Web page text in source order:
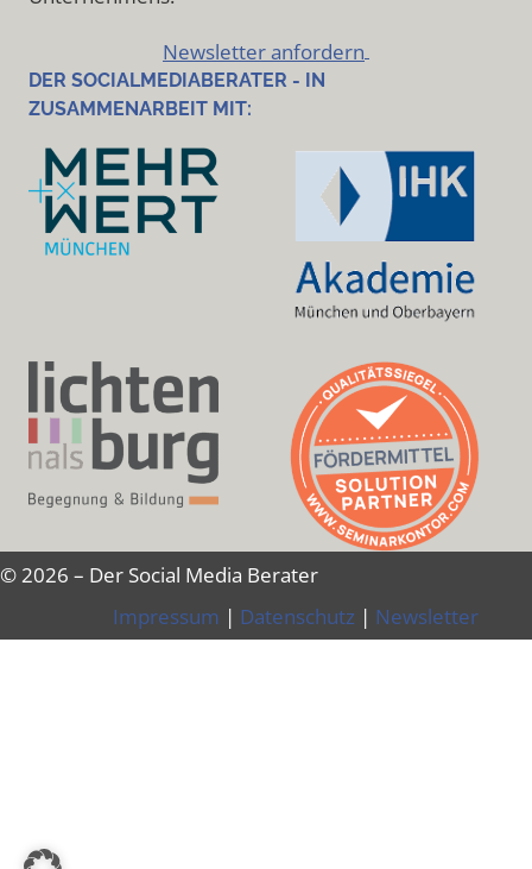
Newsletter anfordern
DER SOCIALMEDIABERATER - IN
ZUSAMMENARBEIT MIT:
© 2026 – Der Social Media Berater
Impressum | Datenschutz | Newsletter